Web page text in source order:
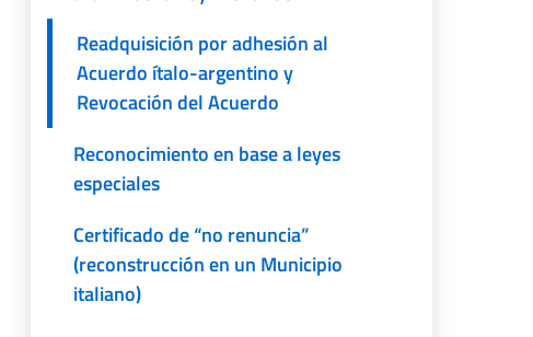
Readquisición por adhesión al
Acuerdo ítalo-argentino y
Revocación del Acuerdo
Reconocimiento en base a leyes
especiales
Certificado de “no renuncia”
(reconstrucción en un Municipio
italiano)